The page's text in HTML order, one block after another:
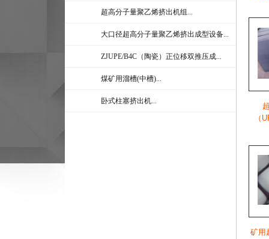
超高分子量聚乙烯挤出机组...
大口径超高分子量聚乙烯挤出成型设备...
ZJUPE/B4C（陶瓷）正位移双推压成...
煤矿用溜槽(中槽)...
卧式柱塞挤出机...
（
矿用